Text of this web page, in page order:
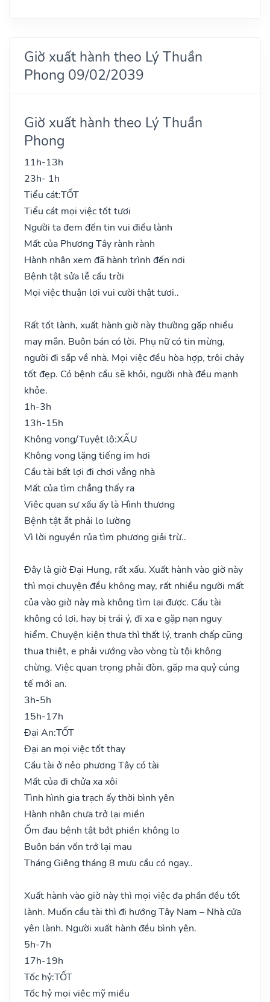
Giờ xuất hành theo Lý Thuần
Phong 09/02/2039
Giờ xuất hành theo Lý Thuần
Phong
11h-13h
23h- 1h
Tiểu cát:TỐT
Tiểu cát mọi việc tốt tươi
Người ta đem đến tin vui điều lành
Mất của Phương Tây rành rành
Hành nhân xem đã hành trình đến nơi
Bệnh tật sửa lễ cầu trời
Mọi việc thuận lợi vui cười thật tươi..
Rất tốt lành, xuất hành giờ này thường gặp nhiều
may mắn. Buôn bán có lời. Phụ nữ có tin mừng,
người đi sắp về nhà. Mọi việc đều hòa hợp, trôi chảy
tốt đẹp. Có bệnh cầu sẽ khỏi, người nhà đều mạnh
khỏe.
1h-3h
13h-15h
Không vong/Tuyệt lộ:XẤU
Không vong lặng tiếng im hơi
Cầu tài bất lợi đi chơi vắng nhà
Mất của tìm chẳng thấy ra
Việc quan sự xấu ấy là Hình thương
Bệnh tật ắt phải lo lường
Vì lời nguyền rủa tìm phương giải trừ..
Đây là giờ Đại Hung, rất xấu. Xuất hành vào giờ này
thì mọi chuyện đều không may, rất nhiều người mất
của vào giờ này mà không tìm lại được. Cầu tài
không có lợi, hay bị trái ý, đi xa e gặp nạn nguy
hiểm. Chuyện kiện thưa thì thất lý, tranh chấp cũng
thua thiệt, e phải vướng vào vòng tù tội không
chừng. Việc quan trọng phải đòn, gặp ma quỷ cúng
tế mới an.
3h-5h
15h-17h
Đại An:TỐT
Đại an mọi việc tốt thay
Cầu tài ở nẻo phương Tây có tài
Mất của đi chửa xa xôi
Tình hình gia trạch ấy thời bình yên
Hành nhân chưa trở lại miền
Ốm đau bệnh tật bớt phiền không lo
Buôn bán vốn trở lại mau
Tháng Giêng tháng 8 mưu cầu có ngay..
Xuất hành vào giờ này thì mọi việc đa phần đều tốt
lành. Muốn cầu tài thì đi hướng Tây Nam – Nhà cửa
yên lành. Người xuất hành đều bình yên.
5h-7h
17h-19h
Tốc hỷ:TỐT
Tốc hỷ mọi việc mỹ miều